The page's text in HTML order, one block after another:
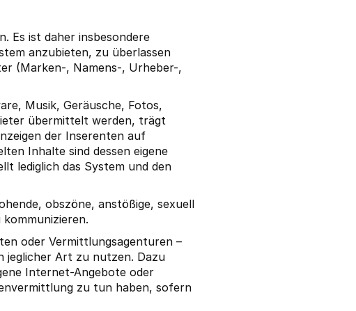
Es ist daher insbesondere
anzubieten, zu überlassen
(Marken-, Namens-, Urheber-,
Musik, Geräusche, Fotos,
übermittelt werden, trägt
der Inserenten auf
Inhalte sind dessen eigene
lediglich das System und den
obszöne, anstößige, sexuell
oder Vermittlungsagenturen –
jeglicher Art zu nutzen. Dazu
Internet-Angebote oder
zu tun haben, sofern